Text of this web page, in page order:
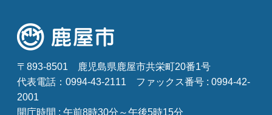
〒893-8501
鹿児島県鹿屋市共栄町20番1号
代表電話：0994-43-2111
ファックス番号 : 0994-42-
2001
開庁時間 : 午前8時30分～午後5時15分